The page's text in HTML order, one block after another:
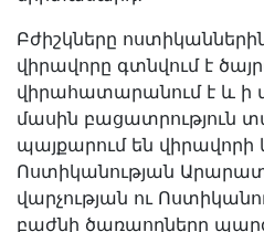
Բժիշկները
վիրավորը գտնվում է
վիրահատարանում է և ի
մասին բացատրություն
պայքարում են վիրավորի
Ոստիկանության
վարչության ու
բաժնի ծառաողները